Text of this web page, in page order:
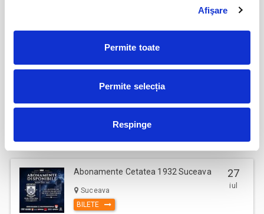
Afişare
Permite toate
Permite selecția
Respinge
04
iul
Abonamente Politehnica Timisoara
iul
Abonamente Cetatea 1932 Suceava
Suceava
BILETE
27
iul